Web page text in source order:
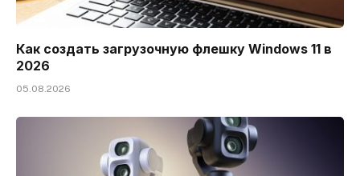
Как создать загрузочную флешку Windows 11 в
2026
05.08.2026